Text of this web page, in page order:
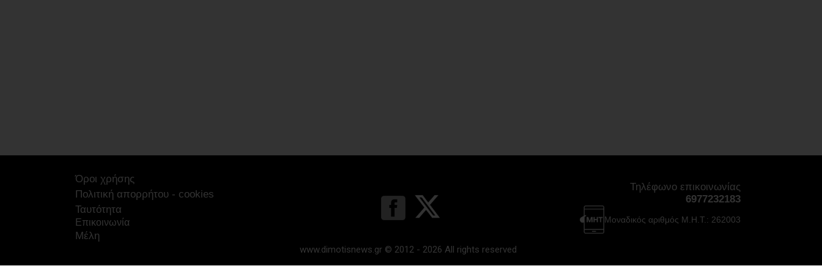
Όροι χρήσης
Πολιτική απορρήτου - cookies
Ταυτότητα
Επικοινωνία
Μέλη
Τηλέφωνο επικοινωνίας
6977232183
Μοναδικός αριθμός Μ.Η.Τ.: 262003
www.dimotisnews.gr © 2012 - 2026 All rights reserved